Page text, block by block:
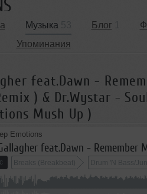
Музыка Блог
Упоминания
feat.Dawn -
) & Dr.Wystar -
Mush Up )
Emotions
Breaks (Breakbeat) Drum 'N Bass/